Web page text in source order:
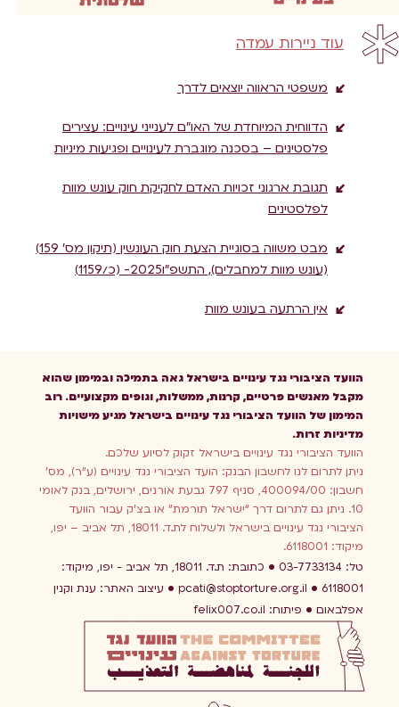
עוד ניירות עמדה
משפטי הראווה יוצאים לדרך
הדווחית המיוחדת של האו”ם לענייני עינויים: עצירים
פלסטינים – בסכנה מוגברת לעינויים ופגיעות מיניות
תגובת ארגוני זכויות האדם לחקיקת חוק עונש מוות
לפלסטינים
מבט משווה בסוגיית הצעת חוק העונשין (תיקון מס’ 159)
(עונש מוות למחבלים), התשפ”ו2025- (כ/1159)
אין הרתעה בעונש מוות
הוועד הציבורי נגד עינויים בישראל גאה בתמיכה ובמימון שהוא
מקבל מאנשים פרטיים, קרנות, ממשלות, וגופים מקצועיים. רוב
המימון של הוועד הציבורי נגד עינויים בישראל מגיע מישויות
מדיניות זרות.
הוועד הציבורי נגד עינויים בישראל זקוק לסיוע שלכם.
ניתן לתרום לנו לחשבון הבנק: הועד הציבורי נגד עינויים (ע”ר), מס’
חשבון: 400094/00, סניף 797 גבעת אורנים, ירושלים, בנק לאומי
10. ניתן גם לתרום דרך “ישראל תורמת” או בצ’ק עבור הוועד
הציבורי נגד עינויים בישראל ולשלוח לת.ד. 18011, תל אביב – יפו,
מיקוד: 6118001.
טל: 03-7733134
כתובת: ת.ד. 18011, תל אביב - יפו, מיקוד:
6118001
pcati@stoptorture.org.il עיצוב האתר: ענת וקנין
אפלבאום
פיתוח: felix007.co.il